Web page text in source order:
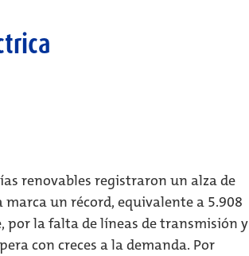
renovables registraron un alza de
un récord, equivalente a 5.908
por la falta de líneas de transmisión y
con creces a la demanda. Por